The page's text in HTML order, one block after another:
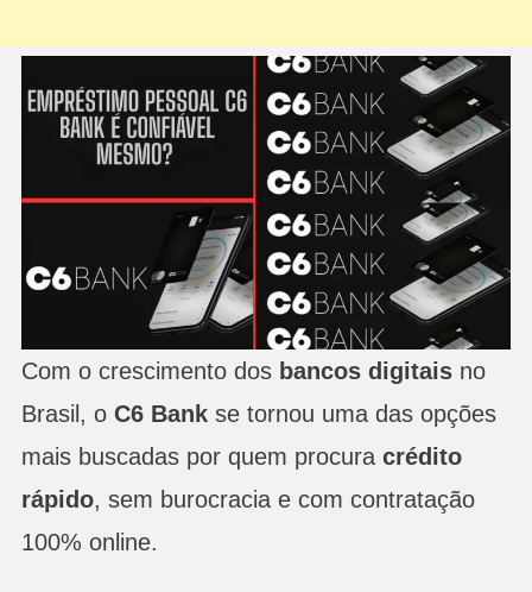
Com o crescimento dos bancos digitaisno
Brasil, o C6 Bank se tornou uma das opções
mais buscadas por quem procura crédito
rápido, sem burocracia e com contratação
100% online.